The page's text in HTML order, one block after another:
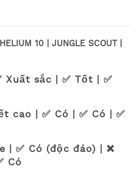
10 | JUNGLE SCOUT |
sắc | ✅ Tốt | ✅
cao | ✅ Có | ✅ Có | ✅
| ✅ Có (độc đáo) | ❌
Có